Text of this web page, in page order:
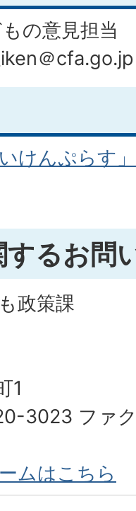
の意見担当
＠cfa.go.jp
けんぷらす
するお問
政策課
1
3023 ファ
ムはこちら